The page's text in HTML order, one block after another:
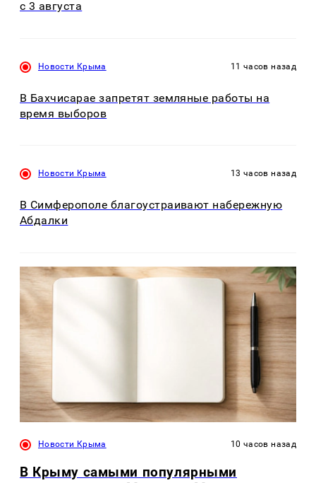
с 3 августа
Новости Крыма 11 часов назад
В Бахчисарае запретят земляные работы на
время выборов
Новости Крыма 13 часов назад
В Симферополе благоустраивают набережную
Абдалки
Новости Крыма 10 часов назад
В Крыму самыми популярными